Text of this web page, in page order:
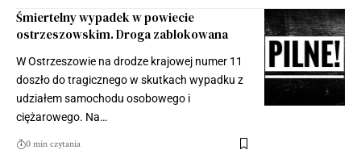
Śmiertelny wypadek w powiecie
ostrzeszowskim. Droga zablokowana
W Ostrzeszowie na drodze krajowej numer 11
doszło do tragicznego w skutkach wypadku z
udziałem samochodu osobowego i
ciężarowego. Na…
0 min czytania